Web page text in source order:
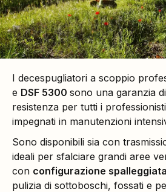
I decespugliatori a scoppio
e DSF 5300 sono una garanzia
resistenza per tutti i
impegnati in manutenzioni
Sono disponibili sia con
ideali per sfalciare grandi aree
con configurazione spalleggiata
pulizia di sottoboschi, fossati e